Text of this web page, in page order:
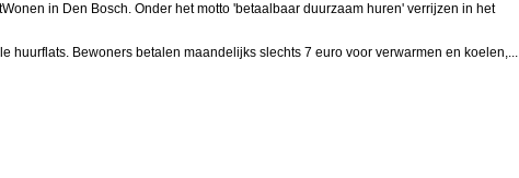
in Den Bosch. Onder het motto 'betaalbaar duurzaam huren' verrijzen in het
huurflats. Bewoners betalen maandelijks slechts 7 euro voor verwarmen en koelen,...